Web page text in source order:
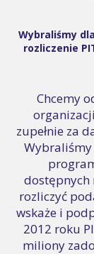
Wybraliśmy
rozliczenie
Chcemy
zupełnie za
Wybraliśmy
dostępnych
rozliczyć
wskaże i
2012 roku
miliony